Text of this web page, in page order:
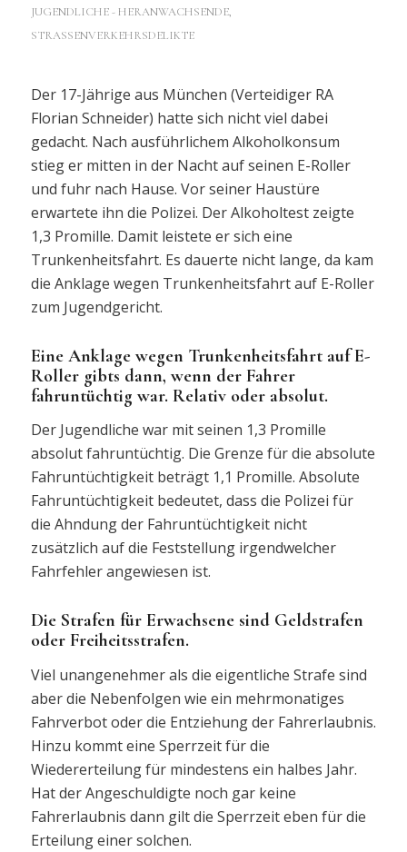
JUGENDLICHE - HERANWACHSENDE,
STRASSENVERKEHRSDELIKTE
Der 17-Jährige aus München (Verteidiger RA
Florian Schneider) hatte sich nicht viel dabei
gedacht. Nach ausführlichem Alkoholkonsum
stieg er mitten in der Nacht auf seinen E-Roller
und fuhr nach Hause. Vor seiner Haustüre
erwartete ihn die Polizei. Der Alkoholtest zeigte
1,3 Promille. Damit leistete er sich eine
Trunkenheitsfahrt. Es dauerte nicht lange, da kam
die Anklage wegen Trunkenheitsfahrt auf E-Roller
zum Jugendgericht.
Eine Anklage wegen Trunkenheitsfahrt auf E-
Roller gibts dann, wenn der Fahrer
fahruntüchtig war. Relativ oder absolut.
Der Jugendliche war mit seinen 1,3 Promille
absolut fahruntüchtig. Die Grenze für die absolute
Fahruntüchtigkeit beträgt 1,1 Promille. Absolute
Fahruntüchtigkeit bedeutet, dass die Polizei für
die Ahndung der Fahruntüchtigkeit nicht
zusätzlich auf die Feststellung irgendwelcher
Fahrfehler angewiesen ist.
Die Strafen für Erwachsene sind Geldstrafen
oder Freiheitsstrafen.
Viel unangenehmer als die eigentliche Strafe sind
aber die Nebenfolgen wie ein mehrmonatiges
Fahrverbot oder die Entziehung der Fahrerlaubnis.
Hinzu kommt eine Sperrzeit für die
Wiedererteilung für mindestens ein halbes Jahr.
Hat der Angeschuldigte noch gar keine
Fahrerlaubnis dann gilt die Sperrzeit eben für die
Erteilung einer solchen.